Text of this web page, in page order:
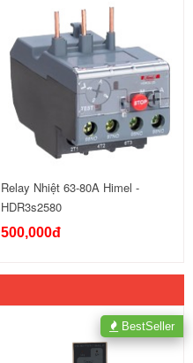
Relay Nhiệt 63-80A Himel -
HDR3s2580
500,000đ
BestSeller